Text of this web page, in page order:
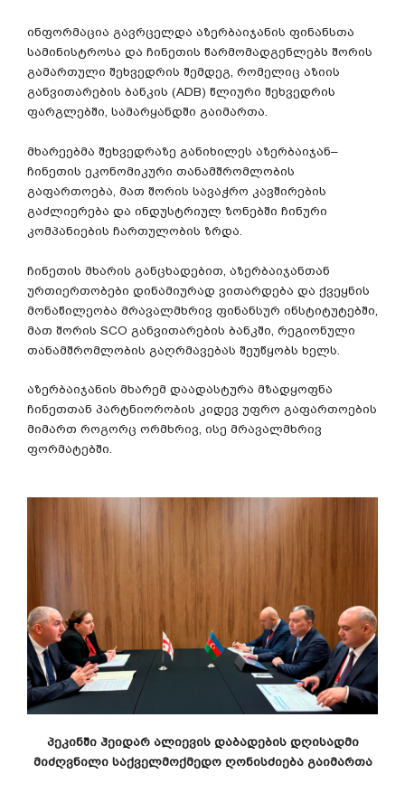
ინფორმაცია გავრცელდა აზერბაიჯანის ფინანსთა
სამინისტროსა და ჩინეთის წარმომადგენლებს შორის
გამართული შეხვედრის შემდეგ, რომელიც აზიის
განვითარების ბანკის (ADB) წლიური შეხვედრის
ფარგლებში, სამარყანდში გაიმართა.
მხარეებმა შეხვედრაზე განიხილეს აზერბაიჯან–
ჩინეთის ეკონომიკური თანამშრომლობის
გაფართოება, მათ შორის სავაჭრო კავშირების
გაძლიერება და ინდუსტრიულ ზონებში ჩინური
კომპანიების ჩართულობის ზრდა.
ჩინეთის მხარის განცხადებით, აზერბაიჯანთან
ურთიერთობები დინამიურად ვითარდება და ქვეყნის
მონაწილეობა მრავალმხრივ ფინანსურ ინსტიტუტებში,
მათ შორის SCO განვითარების ბანკში, რეგიონული
თანამშრომლობის გაღრმავებას შეუწყობს ხელს.
აზერბაიჯანის მხარემ დაადასტურა მზადყოფნა
ჩინეთთან პარტნიორობის კიდევ უფრო გაფართოების
მიმართ როგორც ორმხრივ, ისე მრავალმხრივ
ფორმატებში.
პეკინში ჰეიდარ ალიევის დაბადების დღისადმი
მიძღვნილი საქველმოქმედო ღონისძიება გაიმართა